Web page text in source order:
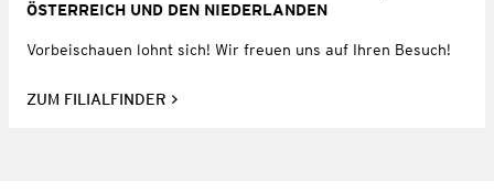
ÖSTERREICH UND DEN NIEDERLANDEN
Vorbeischauen lohnt sich! Wir freuen uns auf Ihren Besuch!
ZUM FILIALFINDER